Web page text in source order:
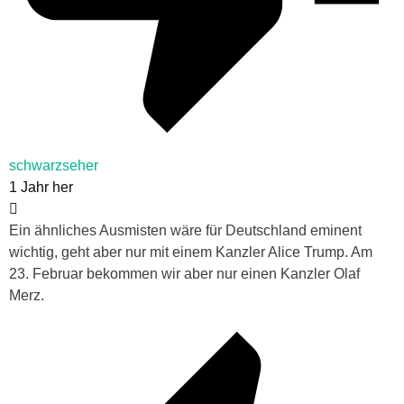
schwarzseher
1 Jahr her
Ein ähnliches Ausmisten wäre für Deutschland eminent
wichtig, geht aber nur mit einem Kanzler Alice Trump. Am
23. Februar bekommen wir aber nur einen Kanzler Olaf
Merz.